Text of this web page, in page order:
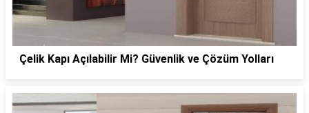
Çelik Kapı Açılabilir Mi? Güvenlik ve Çözüm Yolları